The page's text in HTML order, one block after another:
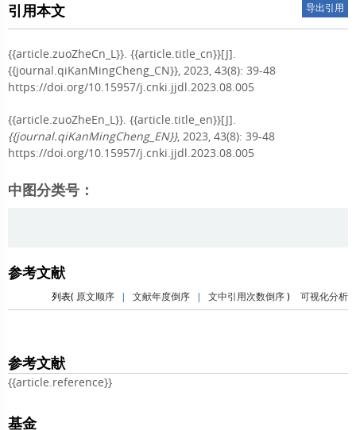
引用本文 导出引用
{{article.zuoZheCn_L}}. {{article.title_cn}}[J].
{{journal.qiKanMingCheng_CN}}, 2023, 43(8): 39-48
https://doi.org/10.15957/j.cnki.jjdl.2023.08.005
{{article.zuoZheEn_L}}. {{article.title_en}}[J].
{{journal.qiKanMingCheng_EN}}, 2023, 43(8): 39-48
https://doi.org/10.15957/j.cnki.jjdl.2023.08.005
中图分类号：
参考文献
列表( 原文顺序 | 文献年度倒序 | 文中引用次数倒序) 可视化分析
参考文献
{{article.reference}}
基金